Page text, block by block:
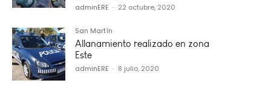
adminERE - 22 octubre, 2020
San Martín
Allanamiento realizado en zona
Este
adminERE - 8 julio, 2020